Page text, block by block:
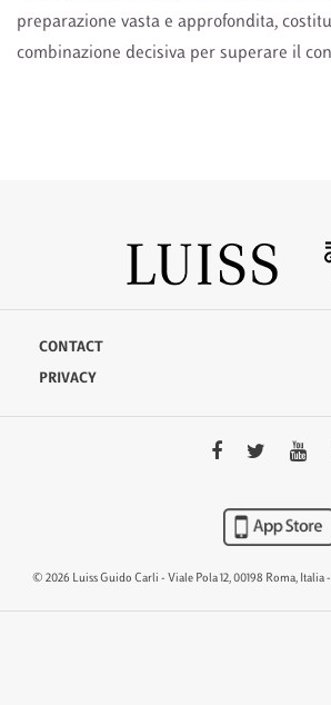
preparazione vasta e approfondita,
combinazione decisiva per superare il
CONTACT
PRIVACY
© 2026 Luiss Guido Carli - Viale Pola 12, 00198 Roma, Italia